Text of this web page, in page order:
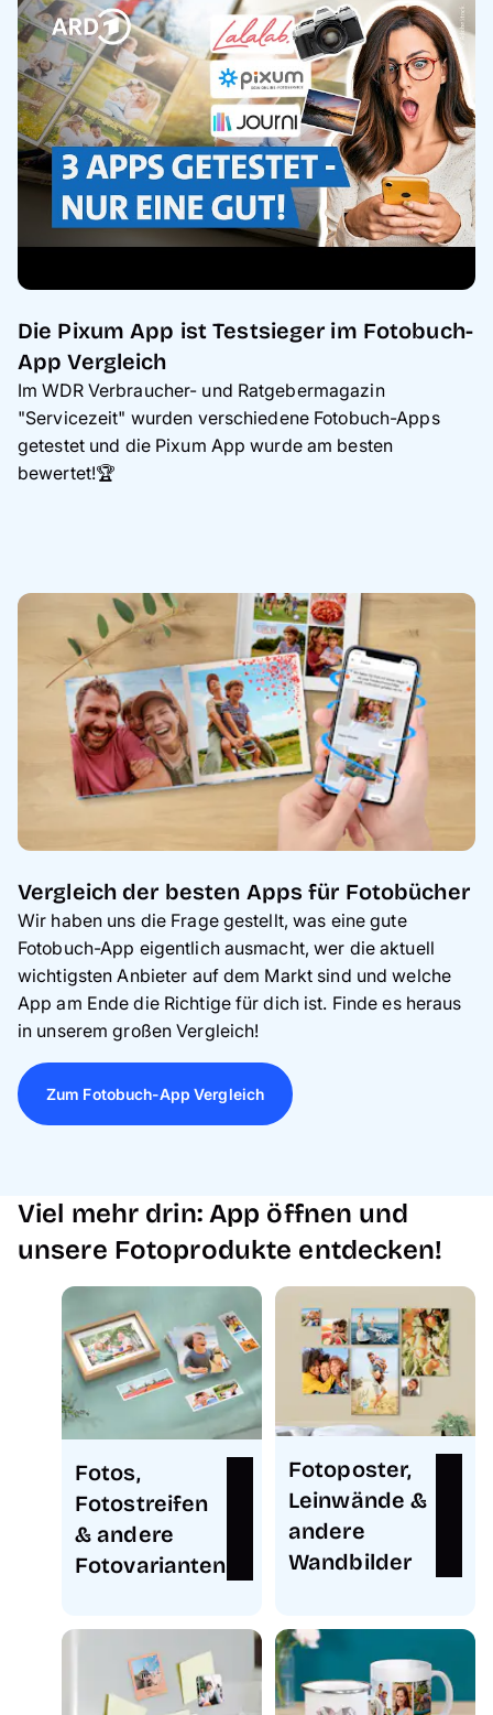
Die Pixum App ist Testsieger im Fotobuch-
App Vergleich
Im WDR Verbraucher- und Ratgebermagazin
"Servicezeit" wurden verschiedene Fotobuch-Apps
getestet und die Pixum App wurde am besten
bewertet!🏆
Vergleich der besten Apps für Fotobücher
Wir haben uns die Frage gestellt, was eine gute
Fotobuch-App eigentlich ausmacht, wer die aktuell
wichtigsten Anbieter auf dem Markt sind und welche
App am Ende die Richtige für dich ist. Finde es heraus
in unserem großen Vergleich!
Zum Fotobuch-App Vergleich
Viel mehr drin: App öffnen und
unsere Fotoprodukte entdecken!
Fotos,
Fotostreifen
& andere
Fotovarianten
Fotoposter,
Leinwände &
andere
Wandbilder